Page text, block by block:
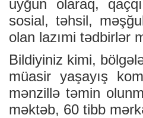
uyğun olaraq,
sosial, təhsil,
olan lazımi tədbirlər
Bildiyiniz kimi,
müasir yaşayış
mənzillə təmin
məktəb, 60 tibb